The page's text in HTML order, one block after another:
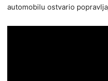
automobilu ostvario